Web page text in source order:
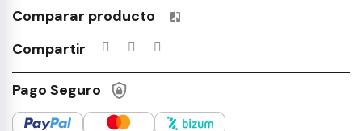
Comparar producto Productos incluidos en tu lista
Compartir
Pago Seguro